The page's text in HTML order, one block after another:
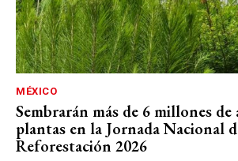
MÉXICO
Sembrarán más de 6 millones de
plantas en la Jornada Nacional
Reforestación 2026